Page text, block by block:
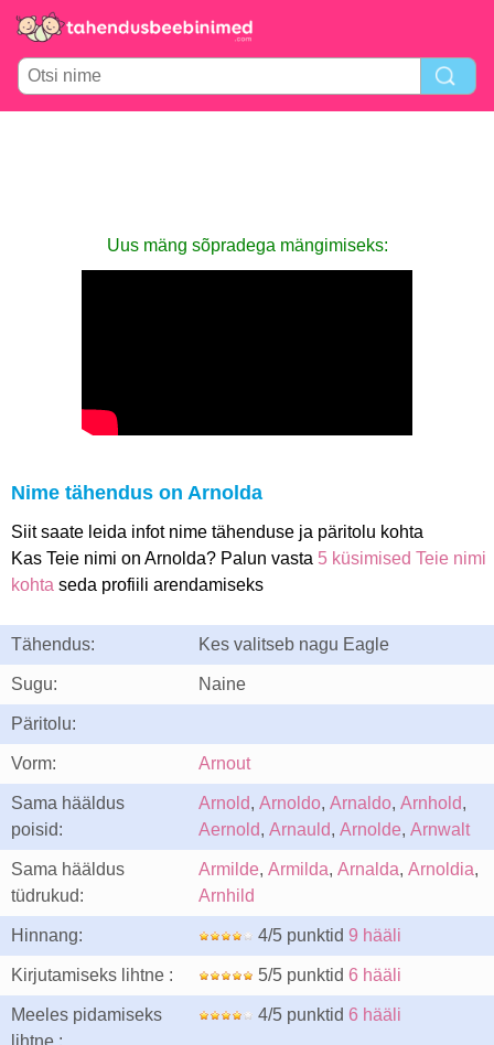
Uus mäng sõpradega mängimiseks:
Nime tähendus on Arnolda
Siit saate leida infot nime tähenduse ja päritolu kohta
Kas Teie nimi on Arnolda? Palun vasta 5 küsimised Teie nimi
kohta seda profiili arendamiseks
Tähendus: Kes valitseb nagu Eagle
Sugu: Naine
Päritolu:
Vorm: Arnout
Sama hääldus
poisid:
Arnold, Arnoldo, Arnaldo, Arnhold,
Aernold, Arnauld, Arnolde, Arnwalt
Sama hääldus
tüdrukud:
Armilde, Armilda, Arnalda, Arnoldia,
Arnhild
Hinnang: 4/5 punktid 9 hääli
Kirjutamiseks lihtne : 5/5 punktid 6 hääli
Meeles pidamiseks
lihtne :
4/5 punktid 6 hääli